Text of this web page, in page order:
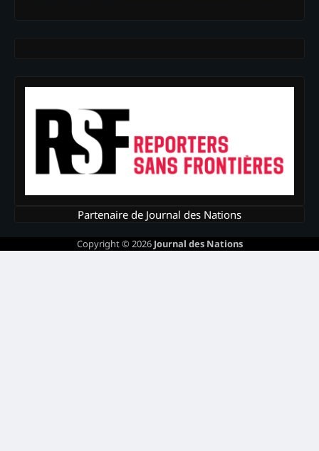
Partenaire de Journal des Nations
Copyright © 2026 Journal des Nations